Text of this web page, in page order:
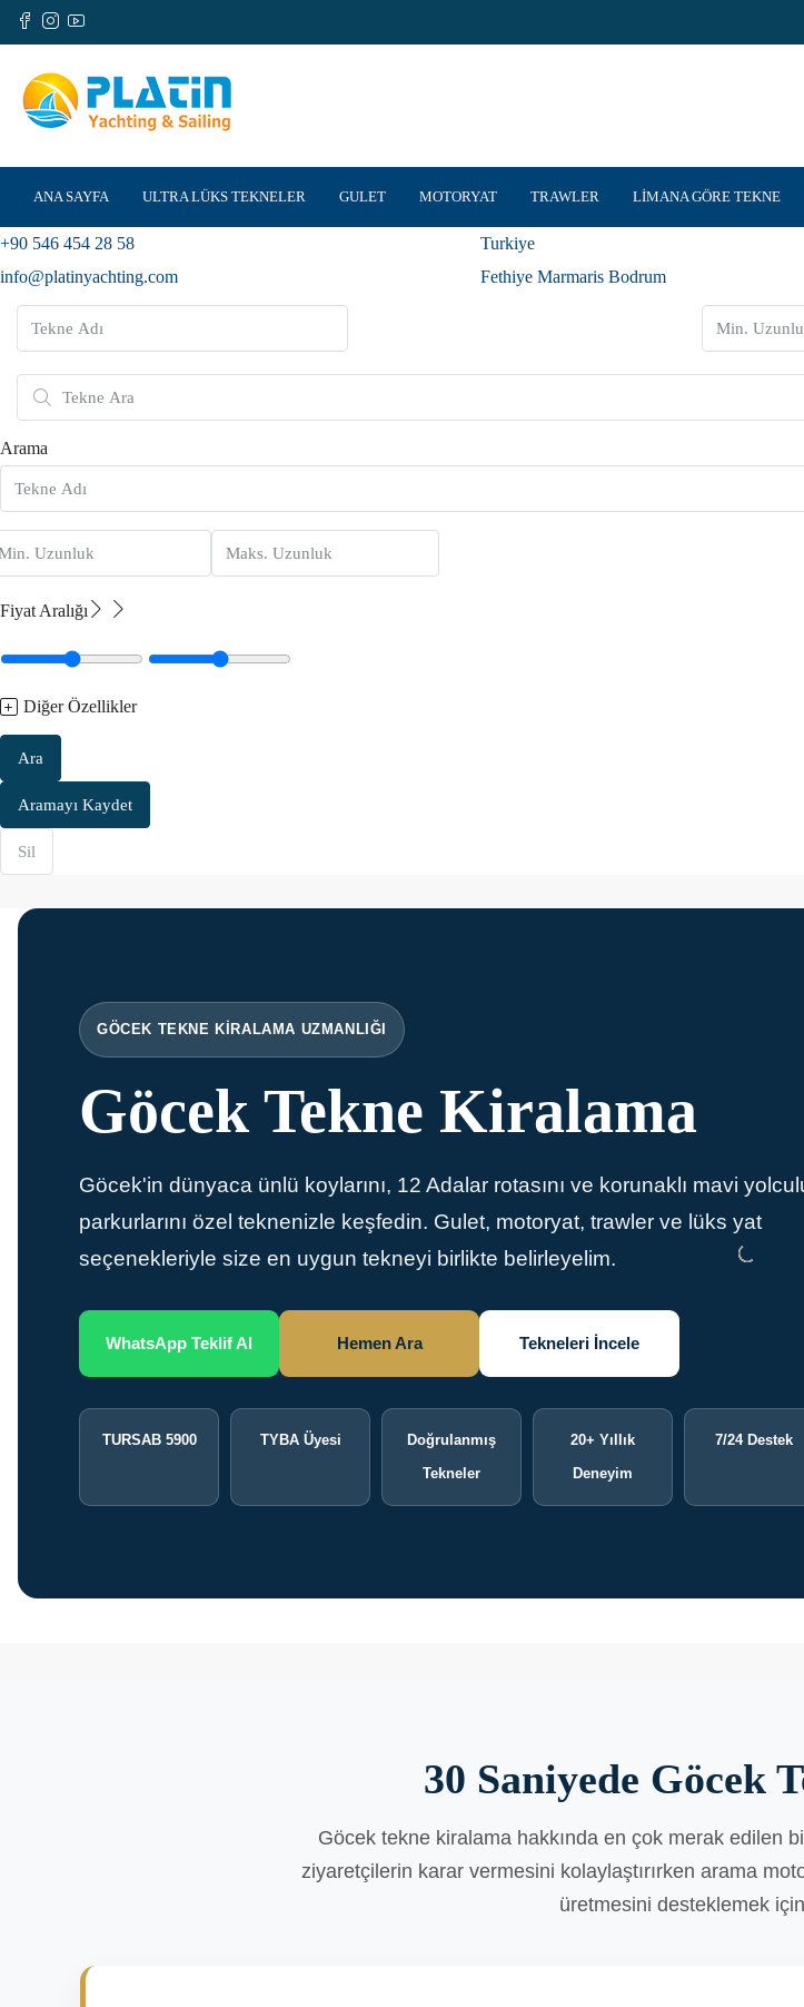
ANA SAYFA ULTRA LÜKS TEKNELER GULET MOTORYAT TRAWLER LIMANA GÖRE TEKNE
+90 546 454 28 58
info@platinyachting.com
Turkiye
Fethiye Marmaris Bodrum
Arama
Fiyat Aralığı
Diğer Özellikler
Ara
Aramayı Kaydet
Sil
GÖCEK TEKNE KIRALAMA UZMANLIĞI
Göcek Tekne Kiralama
Göcek'in dünyaca ünlü koylarını, 12 Adalar rotasını ve korunaklı mavi
parkurlarını özel teknenizle keşfedin. Gulet, motoryat, trawler ve lüks yat
seçenekleriyle size en uygun tekneyi birlikte belirleyelim.
WhatsApp Teklif Al Hemen Ara Tekneleri İncele
TURSAB 5900 TYBA Üyesi
Doğrulanmış
Tekneler
20+ Yıllık
Deneyim
7/24 Destek
30 Saniyede Göcek
Göcek tekne kiralama hakkında en çok merak edilen
ziyaretçilerin karar vermesini kolaylaştırırken arama
üretmesini desteklemek için